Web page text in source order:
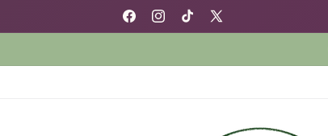
ai contenuti
FacebookInstagram
TikTokX
Farmacia del Cassano